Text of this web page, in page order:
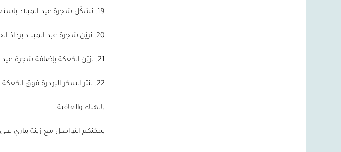
19. نشكّل شجرة عيد الميلاد باستعمال عجينة السكر الأخضر
20. نزيّن شجرة عيد الميلاد برذاذ الحلويّات أو الحلوى
21. نزيّن الكعكة بإضافة شجرة عيد الميلاد والدبدوب فوقها
22. ننثر السكر البودرة فوق الكعكة لتكوين تأثير الثلوج
بالهناء والعافية
يمكنكم التواصل مع زينة بياري على